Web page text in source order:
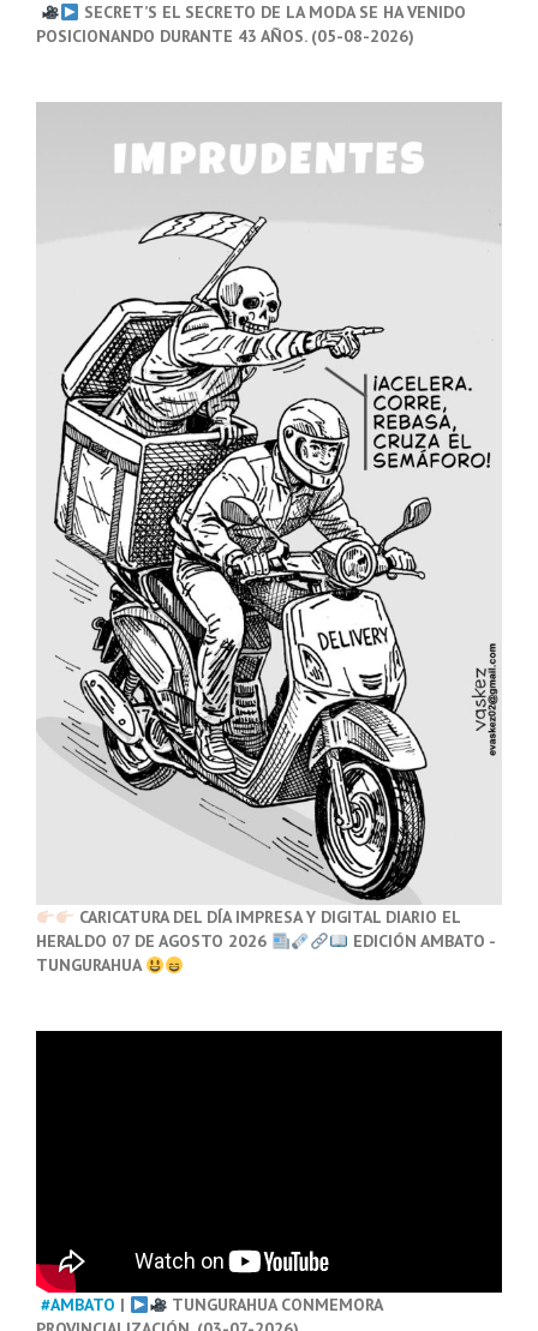
SECRET’S EL SECRETO DE LA MODA SE HA VENIDO
POSICIONANDO DURANTE 43 AÑOS. (05-08-2026)
CARICATURA DEL DÍA IMPRESA Y DIGITAL DIARIO EL
HERALDO 07 DE AGOSTO 2026
EDICIÓN AMBATO -
TUNGURAHUA
#AMBATO |
TUNGURAHUA CONMEMORA